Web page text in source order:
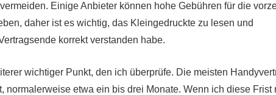
Einige Anbieter können hohe Gebühren für die
daher ist es wichtig, das Kleingedruckte zu lesen und
korrekt verstanden habe.
wichtiger Punkt, den ich überprüfe. Die meisten
normalerweise etwa ein bis drei Monate. Wenn ich diese Frist